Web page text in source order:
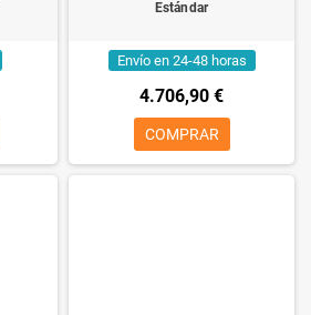
Estándar
Envío en 24-48 horas
4.706,90 €
COMPRAR